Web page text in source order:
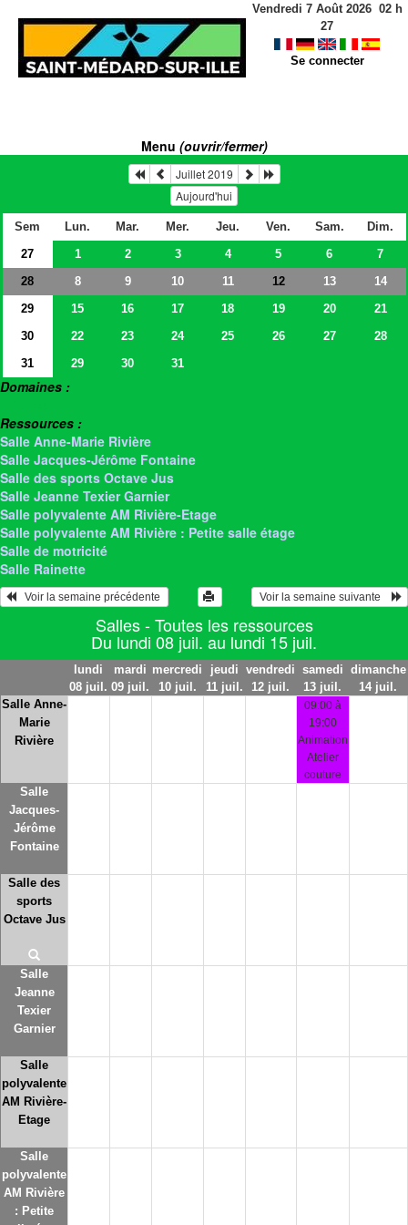
Vendredi 7 Août 2026 02h
27
Se connecter
Menu (ouvrir/fermer)
Juillet 2019
Aujourd'hui
Sem Lun. Mar. Mer. Jeu. Ven. Sam.
Dim.
27
1 2 3 4 5 6
7
28
8 9 10 11 12 13
14
29
15 16 17 18 19 20
21
30
22 23 24 25 26 27
28
31
29 30 31
Domaines :
Ressources :
Salle Anne-Marie Rivière
Salle Jacques-Jérôme Fontaine
Salle des sports Octave Jus
Salle Jeanne Texier Garnier
Salle polyvalente AM Rivière-Etage
Salle polyvalente AM Rivière : Petite salle étage
Salle de motricité
Salle Rainette
Voir la semaine suivante
Salles - Toutes les ressources
Du lundi 08 juil. au lundi 15 juil.
lundi
08 juil.
mardi
09 juil.
mercredi
10 juil.
jeudi
11 juil.
vendredi
12 juil.
samedi
13 juil.
dimanche
14 juil.
Salle Anne-
Marie
Rivière
09:00 à
19:00
Animation
Atelier
couture
Salle
Jacques-
Jérôme
Fontaine
Salle des
sports
Octave Jus
Salle
Jeanne
Texier
Garnier
Salle
polyvalente
AM Rivière-
Etage
Salle
polyvalente
AM Rivière
: Petite